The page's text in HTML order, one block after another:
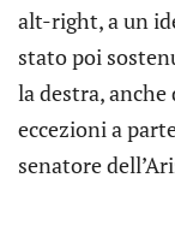
alt-right, a un
stato poi
la destra,
eccezioni a
senatore